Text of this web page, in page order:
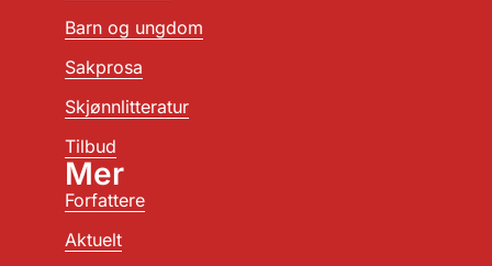
Barn og ungdom
Sakprosa
Skjønnlitteratur
Tilbud
Mer
Forfattere
Aktuelt